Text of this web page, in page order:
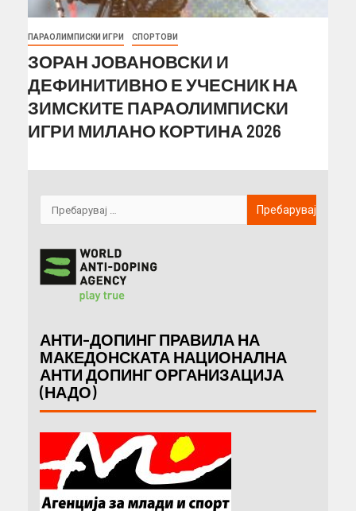
ПАРАОЛИМПИСКИ ИГРИ СПОРТОВИ
ЗОРАН ЈОВАНОВСКИ И
ДЕФИНИТИВНО Е УЧЕСНИК НА
ЗИМСКИТЕ ПАРАОЛИМПИСКИ
ИГРИ МИЛАНО КОРТИНА 2026
АНТИ-ДОПИНГ ПРАВИЛА НА
МАКЕДОНСКАТА НАЦИОНАЛНА
АНТИ ДОПИНГ ОРГАНИЗАЦИЈА
(НАДО)